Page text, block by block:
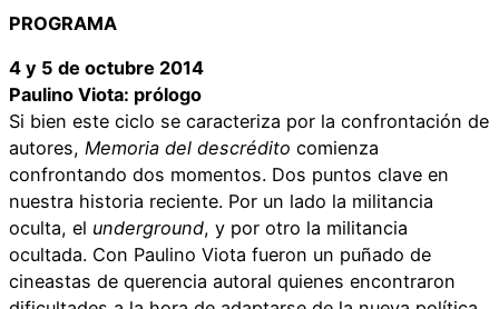
PROGRAMA
4 y 5 de octubre 2014
Paulino Viota: prólogo
Si bien este ciclo se caracteriza por la confrontación de
autores, Memoria del descrédito comienza
confrontando dos momentos. Dos puntos clave en
nuestra historia reciente. Por un lado la militancia
oculta, el underground, y por otro la militancia
ocultada. Con Paulino Viota fueron un puñado de
cineastas de querencia autoral quienes encontraron